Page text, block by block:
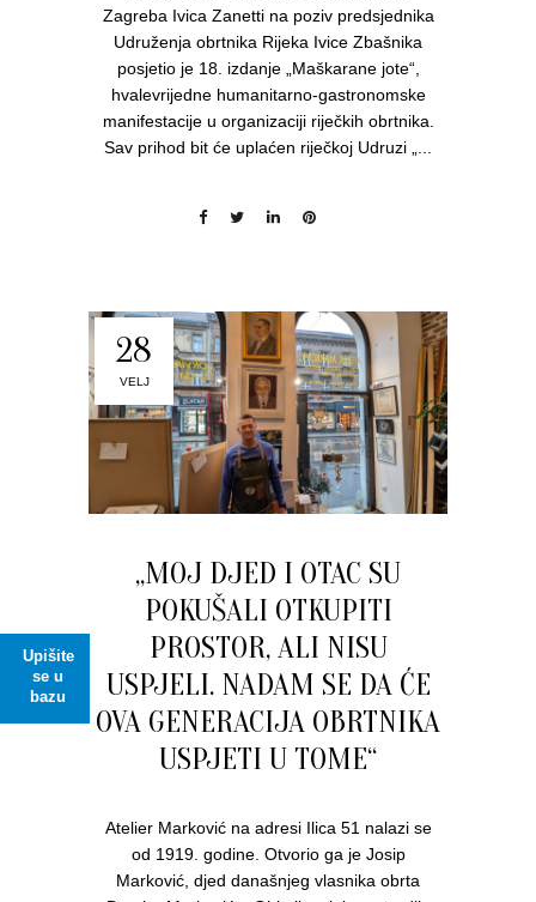
Upišite
se u
bazu
Zagreba Ivica Zanetti na poziv predsjednika
Udruženja obrtnika Rijeka Ivice Zbašnika
posjetio je 18. izdanje „Maškarane jote“,
hvalevrijedne humanitarno-gastronomske
manifestacije u organizaciji riječkih obrtnika.
Sav prihod bit će uplaćen riječkoj Udruzi „...
28
VELJ
„MOJ DJED I OTAC SU
POKUŠALI OTKUPITI
PROSTOR, ALI NISU
USPJELI. NADAM SE DA ĆE
OVA GENERACIJA OBRTNIKA
USPJETI U TOME“
Atelier Marković na adresi Ilica 51 nalazi se
od 1919. godine. Otvorio ga je Josip
Marković, djed današnjeg vlasnika obrta